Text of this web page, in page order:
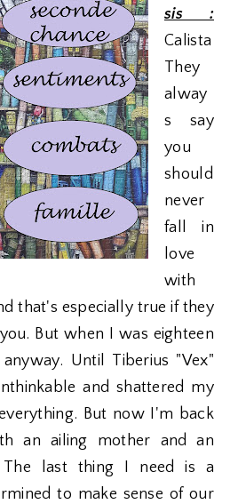
sis :
Calista
They
alway
s say
you
should
never
fall in
love
with
that's especially true if they
But when I was eighteen
Until Tiberius "Vex"
and shattered my
But now I'm back
an ailing mother and an
The last thing I need is a
to make sense of our